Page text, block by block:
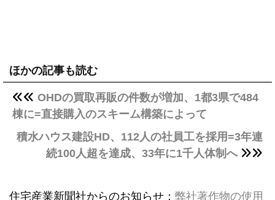
ほかの記事も読む
OHDの買取再販の件数が増加、1都3県で484
棟に=直接購入のスキーム構築によって
積水ハウス建設HD、112人の社員工を採用=3年連
続100人超を達成、33年に1千人体制へ
住宅産業新聞社からのお知らせ： 弊社著作物の使用